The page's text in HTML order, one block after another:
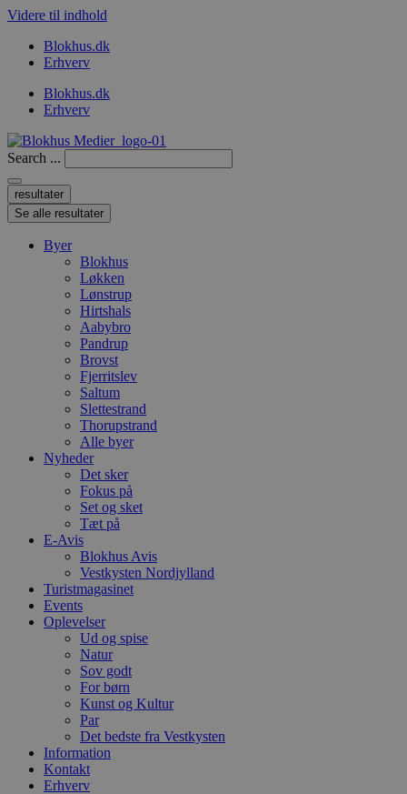
Videre til indhold
Blokhus.dk
Erhverv
Blokhus.dk
Erhverv
Search ...
resultater
Se alle resultater
Byer
Blokhus
Løkken
Lønstrup
Hirtshals
Aabybro
Pandrup
Brovst
Fjerritslev
Saltum
Slettestrand
Thorupstrand
Alle byer
Nyheder
Det sker
Fokus på
Set og sket
Tæt på
E-Avis
Blokhus Avis
Vestkysten Nordjylland
Turistmagasinet
Events
Oplevelser
Ud og spise
Natur
Sov godt
For børn
Kunst og Kultur
Par
Det bedste fra Vestkysten
Information
Kontakt
Erhverv